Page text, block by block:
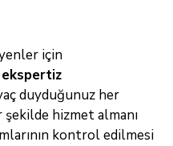
için
duyduğunuz her
hizmet almanı
kontrol edilmesi